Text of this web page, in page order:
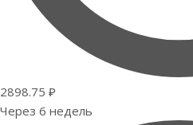
2898.75 ₽
Через 6 недель